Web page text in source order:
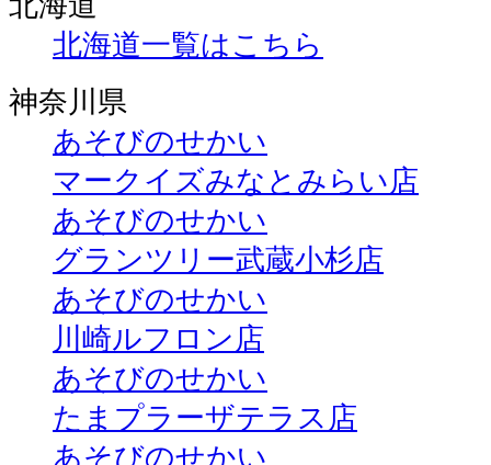
北海道一覧はこちら
神奈川県
あそびのせかい
マークイズみなとみらい店
あそびのせかい
グランツリー武蔵小杉店
あそびのせかい
川崎ルフロン店
あそびのせかい
たまプラーザテラス店
あそびのせかい